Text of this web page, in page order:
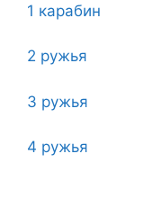
1 карабин
2 ружья
3 ружья
4 ружья